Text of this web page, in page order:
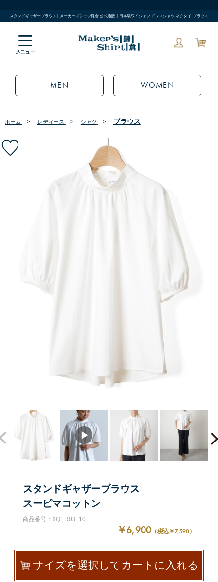
スタンドギャザーブラウス | メーカーズシャツ鎌倉 公式通販 | 日本製ワイシャツ ドレスシャツ ネクタイ ブラウス
MEN WOMEN
ホーム > レディース > シャツ > ブラウス
スタンドギャザーブラウス
スーピマコットン
商品番号：XQER03_10
￥6,900 （税込￥7,590）
サイズを選択してカートに入れる